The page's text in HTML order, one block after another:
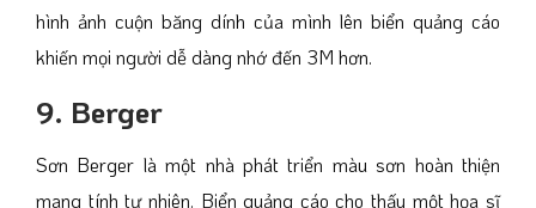
hình ảnh cuộn băng dính của mình lên biển quảng cáo
khiến mọi người dễ dàng nhớ đến 3M hơn.
9. Berger
Sơn Berger là một nhà phát triển màu sơn hoàn thiện
mang tính tự nhiên. Biển quảng cáo cho thấy một họa sĩ